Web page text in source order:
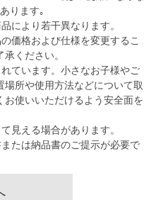
ります｡
により若干異なります。
価格および仕様を変更するこ
ください。
ています。小さなお子様やご
所や使用方法などについて取
使いいただけるよう安全面を
見える場合があります。
たは納品書のご提示が必要で